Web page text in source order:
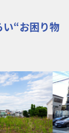
い“お困り物